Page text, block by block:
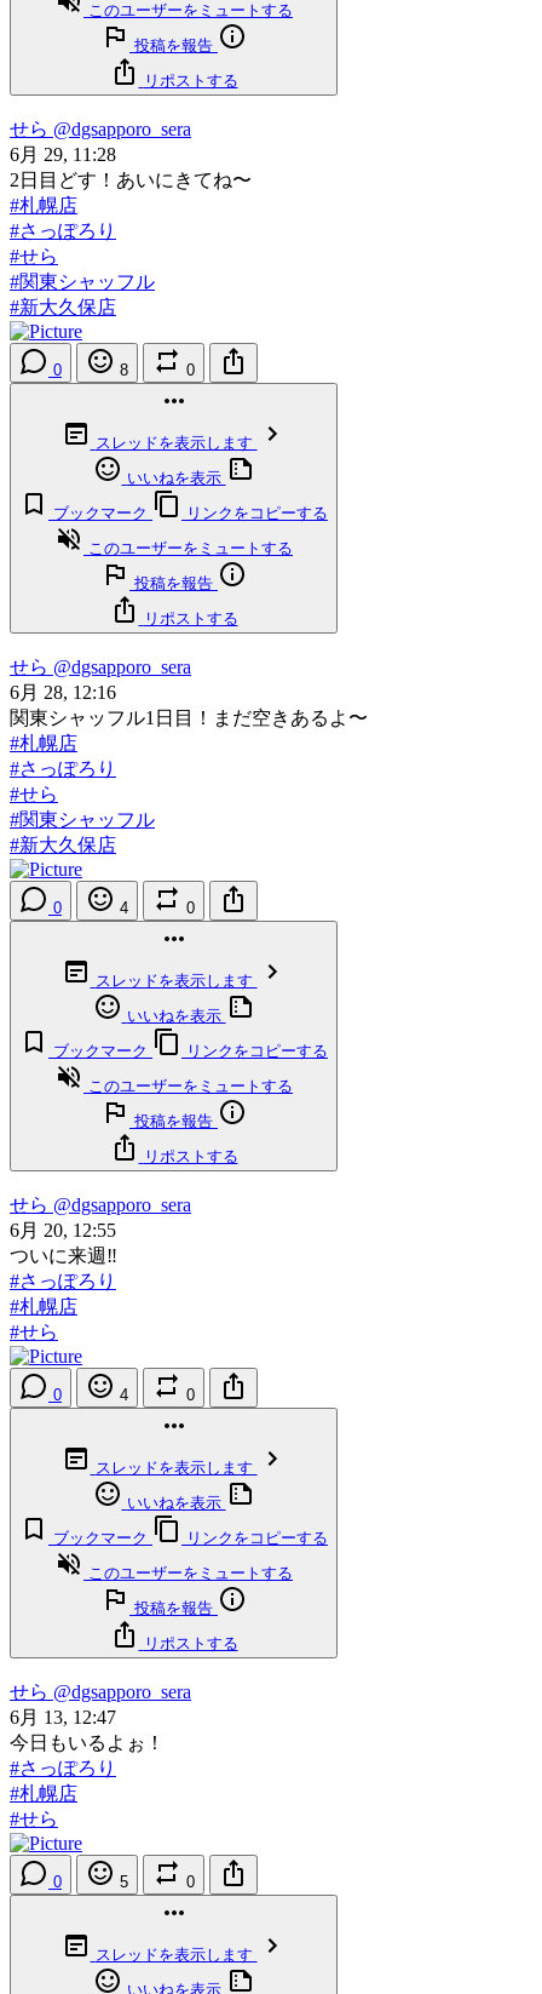
このユーザーをミュートする
投稿を報告
リポストする
せら @dgsapporo_sera
6月 29, 11:28
2日目どす！あいにきてね〜
#札幌店
#さっぽろり
#せら
#関東シャッフル
#新大久保店
0 8 0
スレッドを表示します
いいねを表示
ブックマーク
リンクをコピーする
このユーザーをミュートする
投稿を報告
リポストする
せら @dgsapporo_sera
6月 28, 12:16
関東シャッフル1日目！まだ空きあるよ〜
#札幌店
#さっぽろり
#せら
#関東シャッフル
#新大久保店
0 4 0
スレッドを表示します
いいねを表示
ブックマーク
リンクをコピーする
このユーザーをミュートする
投稿を報告
リポストする
せら @dgsapporo_sera
6月 20, 12:55
ついに来週‼️
#さっぽろり
#札幌店
#せら
0 4 0
スレッドを表示します
いいねを表示
ブックマーク
リンクをコピーする
このユーザーをミュートする
投稿を報告
リポストする
せら @dgsapporo_sera
6月 13, 12:47
今日もいるよぉ！
#さっぽろり
#札幌店
#せら
0 5 0
スレッドを表示します
いいねを表示